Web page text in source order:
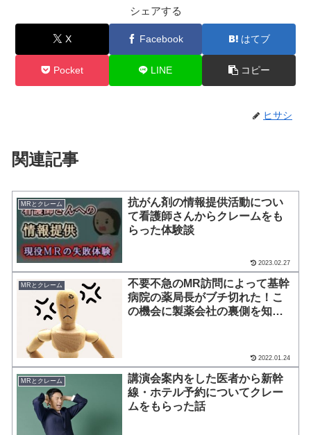
シェアする
X Facebook はてブ
Pocket LINE コピー
ヒサシ
関連記事
MRとクレーム
抗がん剤の情報提供活動につい
て看護師さんからクレームをも
らった体験談
2023.02.27
MRとクレーム
不要不急のMR訪問によって基幹
病院の薬局長がブチ切れた！こ
の機会に製薬会社の裏側を知っ
2022.01.24
MRとクレーム
講演会案内をした医者から新幹
線・ホテル予約についてクレー
ムをもらった話